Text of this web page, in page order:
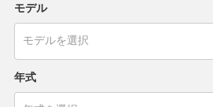
モデル
年式